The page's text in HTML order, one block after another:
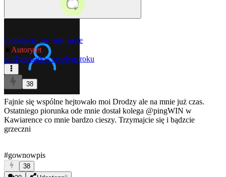
moderacja_sie_nie_myje
Autorytet
w Hydeparkw zeszłym roku
38
Fajnie się wspólne hejtowało moi Drodzy ale na mnie już czas.
Ostatniego piorunka ode mnie dostał kolega @pingWIN w
Kawiarence co mnie bardzo cieszy. Trzymajcie się i bądzcie
grzeczni
#gownowpis
38